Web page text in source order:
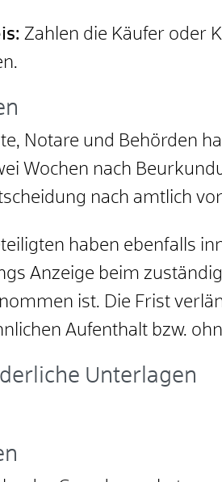
Zahlen die Käufer oder
Notare und Behörden
Wochen nach
nach amtlich
haben ebenfalls
Anzeige beim
ist. Die Frist
Aufenthalt bzw.
Unterlagen